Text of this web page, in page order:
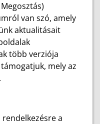
van szó, amely
aktualitásait
több verziója
mely az
a